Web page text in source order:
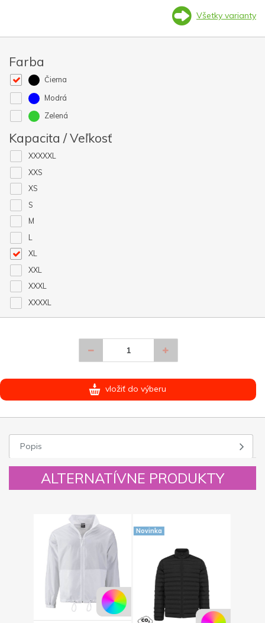
Všetky varianty
Farba
Čierna
Modrá
Zelená
Kapacita / Veľkosť
XXXXXL
XXS
XS
S
M
L
XL
XXL
XXXL
XXXXL
vložiť do výberu
Popis
ALTERNATÍVNE PRODUKTY
Novinka